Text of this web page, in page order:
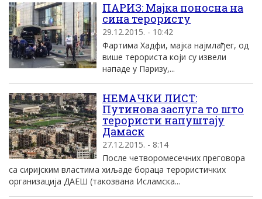
ПАРИЗ: Mаjка поносна на
сина терористу
29.12.2015. - 10:42
Фартима Хадфи, маjка наjмлађег, од
више терориста коjи су извели
нападе у Паризу,...
НЕМАЧКИ ЛИСТ:
Путинова заслуга то што
терористи напуштају
Дамаск
27.12.2015. - 8:14
После четворомесечних преговора
са сиријским властима хиљаде бораца терористичких
организација ДАЕШ (такозвана Исламска...